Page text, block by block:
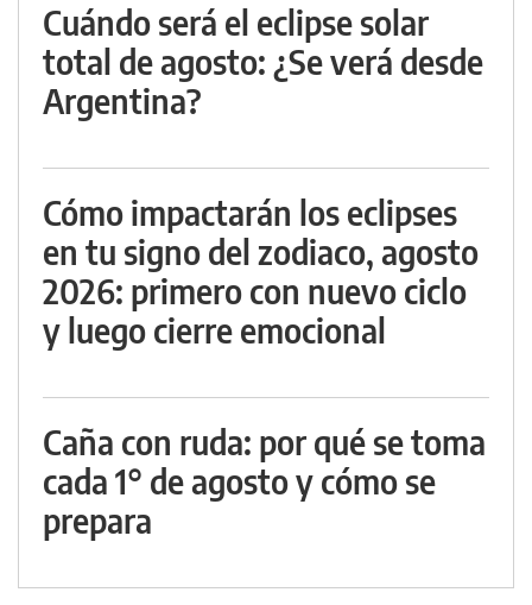
Cuándo será el eclipse solar
total de agosto: ¿Se verá desde
Argentina?
Cómo impactarán los eclipses
en tu signo del zodiaco, agosto
2026: primero con nuevo ciclo
y luego cierre emocional
Caña con ruda: por qué se toma
cada 1° de agosto y cómo se
prepara